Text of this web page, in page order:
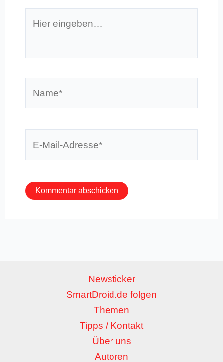
eingeben…
Newsticker
SmartDroid.de folgen
Themen
Tipps / Kontakt
Über uns
Autoren